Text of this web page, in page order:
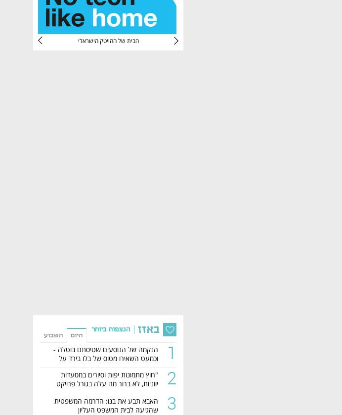
הבית של ההייטק הישראלי
באזז הנצפות ביותר
היום השבוע
1
הנקמה של הנוסעים שטיסתם בוטלה -
וכמעט השאירו מטוס של בלו בירד על
2
"חוץ מתמונות יפות וסיורים במסעדות
יווניות, לא ברור מה עלה בגורל פרויקט
הנדל"ן"
3
האבא תבע את בנו: הדרמה המשפטית
שהגיעה לבית המשפט העליון